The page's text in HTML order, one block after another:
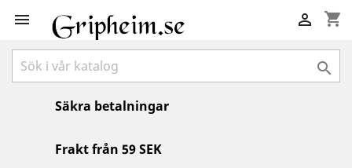
 shopping_cart


Säkra betalningar
Frakt från 59 SEK